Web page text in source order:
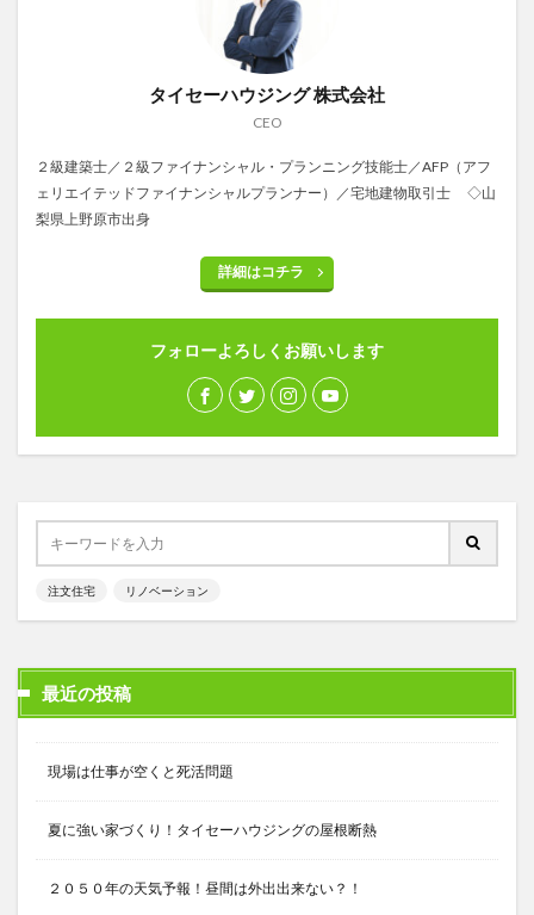
タイセーハウジング 株式会社
CEO
２級建築士／２級ファイナンシャル・プランニング技能士／AFP（アフ
ェリエイテッドファイナンシャルプランナー）／宅地建物取引士 ◇山
梨県上野原市出身
詳細はコチラ
フォローよろしくお願いします
注文住宅 リノベーション
最近の投稿
現場は仕事が空くと死活問題
夏に強い家づくり！タイセーハウジングの屋根断熱
２０５０年の天気予報！昼間は外出出来ない？！